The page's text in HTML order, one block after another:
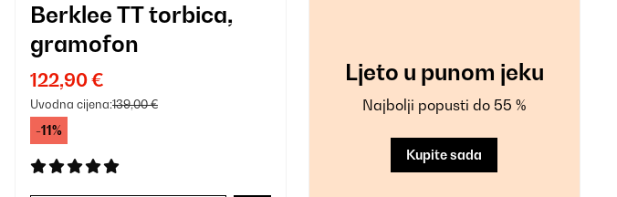
Berklee TT torbica,
gramofon
122,90 €
Uvodna cijena:139,00 €
-11%
Ljeto u punom jeku
Najbolji popusti do 55 %
Kupite sada